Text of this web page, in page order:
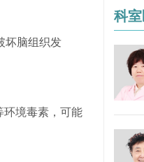
坏脑组织发
环境毒素，可能
科